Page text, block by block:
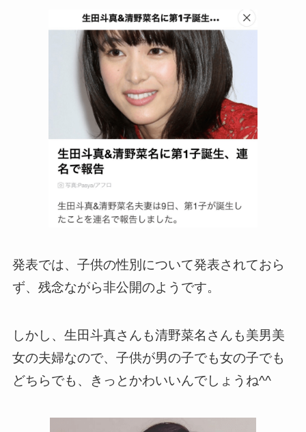
発表では、子供の性別について発表されておら
ず、残念ながら非公開のようです。
しかし、生田斗真さんも清野菜名さんも美男美
女の夫婦なので、子供が男の子でも女の子でも
どちらでも、きっとかわいいんでしょうね^^